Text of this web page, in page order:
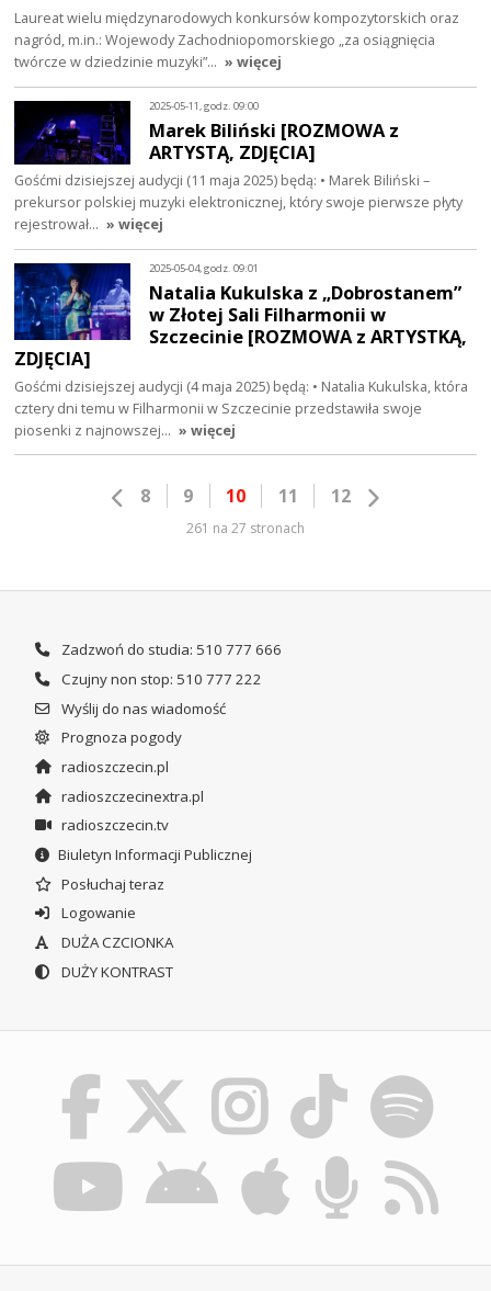
Laureat wielu międzynarodowych konkursów kompozytorskich oraz
nagród, m.in.: Wojewody Zachodniopomorskiego „za osiągnięcia
twórcze w dziedzinie muzyki”… » więcej
2025-05-11, godz. 09:00
Marek Biliński [ROZMOWA z
ARTYSTĄ, ZDJĘCIA]
Gośćmi dzisiejszej audycji (11 maja 2025) będą: • Marek Biliński –
prekursor polskiej muzyki elektronicznej, który swoje pierwsze płyty
rejestrował… » więcej
2025-05-04, godz. 09:01
Natalia Kukulska z „Dobrostanem”
w Złotej Sali Filharmonii w
Szczecinie [ROZMOWA z ARTYSTKĄ,
ZDJĘCIA]
Gośćmi dzisiejszej audycji (4 maja 2025) będą: • Natalia Kukulska, która
cztery dni temu w Filharmonii w Szczecinie przedstawiła swoje
piosenki z najnowszej… » więcej
8 9 10 11 12
261 na 27 stronach
Zadzwoń do studia: 510 777 666
Czujny non stop: 510 777 222
Wyślij do nas wiadomość
Prognoza pogody
radioszczecin.pl
radioszczecinextra.pl
radioszczecin.tv
Biuletyn Informacji Publicznej
Posłuchaj teraz
Logowanie
DUŻA CZCIONKA
DUŻY KONTRAST